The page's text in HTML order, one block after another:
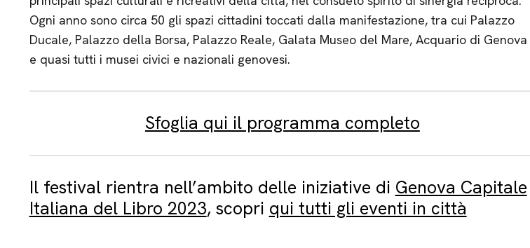
Ogni anno sono circa 50 gli spazi cittadini toccati dalla manifestazione, tra cui Palazzo
Ducale, Palazzo della Borsa, Palazzo Reale, Galata Museo del Mare, Acquario di Genova
e quasi tutti i musei civici e nazionali genovesi.
Sfoglia qui il programma completo
Il festival rientra nell’ambito delle iniziative di Genova Capitale
Italiana del Libro 2023, scopri qui tutti gli eventi in città